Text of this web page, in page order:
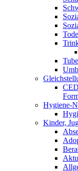
Hygiene-
Kinder,